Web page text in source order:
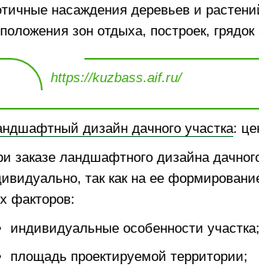
насаждения деревьев и
зон отдыха, построек,
https://kuzbass.aif.ru/
дизайн дачного участка:
заказе ландшафтного дизайна
так как на ее
факторов:
индивидуальные особенности участка;
площадь проектируемой территории;